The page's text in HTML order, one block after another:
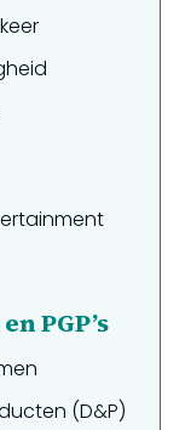
PGP’s
(D&P)